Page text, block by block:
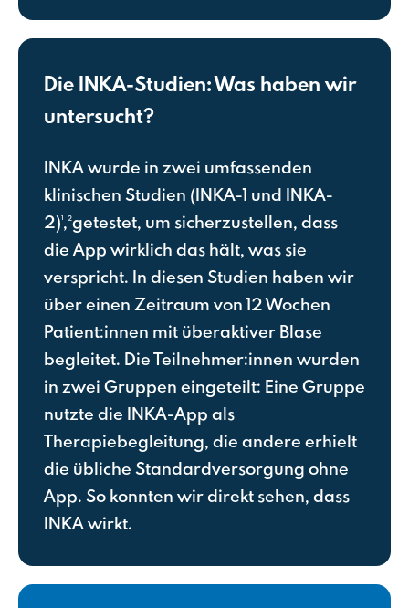
Die INKA-Studien: Was haben wir
untersucht?
INKA wurde in zwei umfassenden
klinischen Studien (INKA-1 und INKA-
2)¹,²getestet, um sicherzustellen, dass
die App wirklich das hält, was sie
verspricht. In diesen Studien haben wir
über einen Zeitraum von 12 Wochen
Patient:innen mit überaktiver Blase
begleitet. Die Teilnehmer:innen wurden
in zwei Gruppen eingeteilt: Eine Gruppe
nutzte die INKA-App als
Therapiebegleitung, die andere erhielt
die übliche Standardversorgung ohne
App. So konnten wir direkt sehen, dass
INKA wirkt.